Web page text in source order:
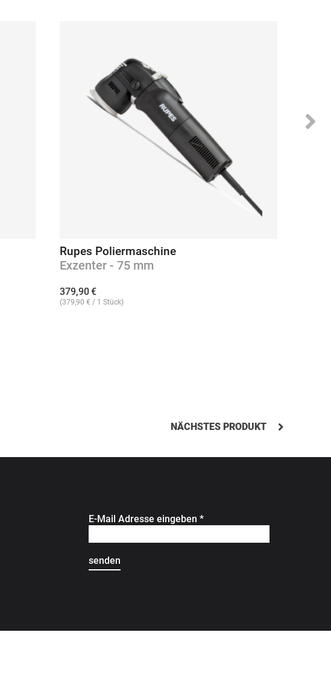
Rupes Poliermaschine
Exzenter - 75 mm
379,90€
(379,90 € / 1 Stück)
NÄCHSTES PRODUKT
E-Mail Adresse eingeben *